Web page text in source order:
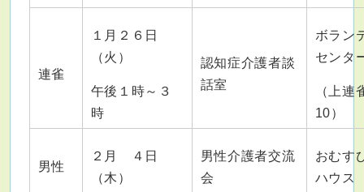
連雀
１月２６日
（火）
午後１時～３
時
認知症介護者談
話室
ボラン
センタ
（上連
10）
男性
２月 ４日
（木）
男性介護者交流
会
おむす
ハウス